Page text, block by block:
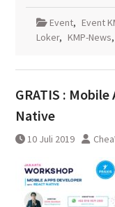
Event, Event
Loker, KMP-News,
GRATIS :
Native
10 Juli 2019